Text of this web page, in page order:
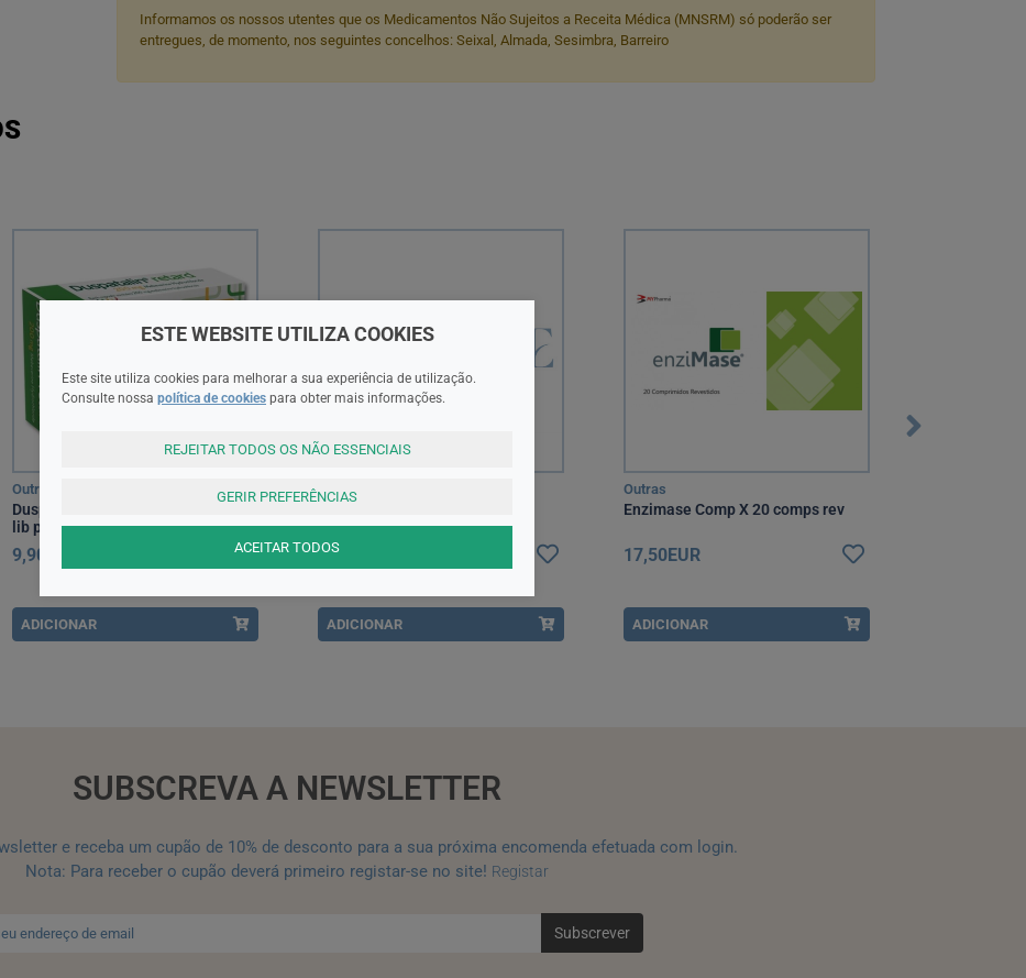
Informamos os nossos utentes que os Medicamentos Não Sujeitos a Receita Médica (MNSRM) só poderão ser
entregues, de momento, nos seguintes concelhos: Seixal, Almada, Sesimbra, Barreiro
Outras
Duspatal Retard, 200 mg x 30 cáps
lib prol
9,90EUR
ADICIONAR
Outras
19,85EUR
ADICIONAR
Outras
Enzimase Comp X 20 comps rev
17,50EUR
ADICIONAR
SUBSCREVA A NEWSLETTER
e receba um cupão de 10% de desconto para a sua próxima encomenda efetuada com login.
Nota: Para receber o cupão deverá primeiro registar-se no site! Registar
Subscrever
ESTE WEBSITE UTILIZA COOKIES
Este site utiliza cookies para melhorar a sua experiência de utilização.
Consulte nossa política de cookies para obter mais informações.
REJEITAR TODOS OS NÃO ESSENCIAIS
GERIR PREFERÊNCIAS
ACEITAR TODOS